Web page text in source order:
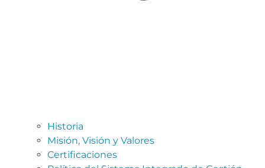
Historia
Misión, Visión y Valores
Certificaciones